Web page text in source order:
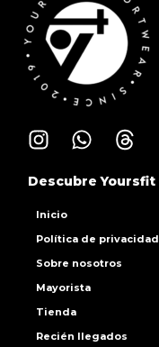
Inicio
Política de privacidad
Sobre nosotros
Mayorista
Tienda
Recién llegados
Descubre Yoursfit